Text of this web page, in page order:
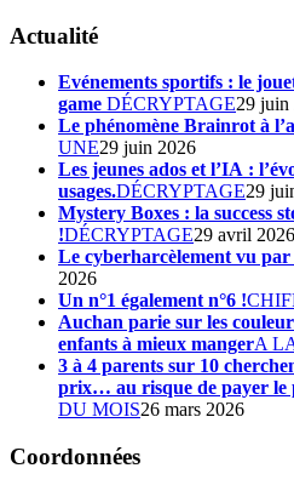
Actualité
Evénements sportifs : le
game DÉCRYPTAGE29 juin
Le phénomène Brainrot à
UNE29 juin 2026
Les jeunes ados et l’IA :
usages.DÉCRYPTAGE29
Mystery Boxes : la success
!DÉCRYPTAGE29 avril 2026
Le cyberharcèlement vu par
2026
Un n°1 également n°6 !
Auchan parie sur les
enfants à mieux mangerA
3 à 4 parents sur 10
prix… au risque de payer le
DU MOIS26 mars 2026
Coordonnées